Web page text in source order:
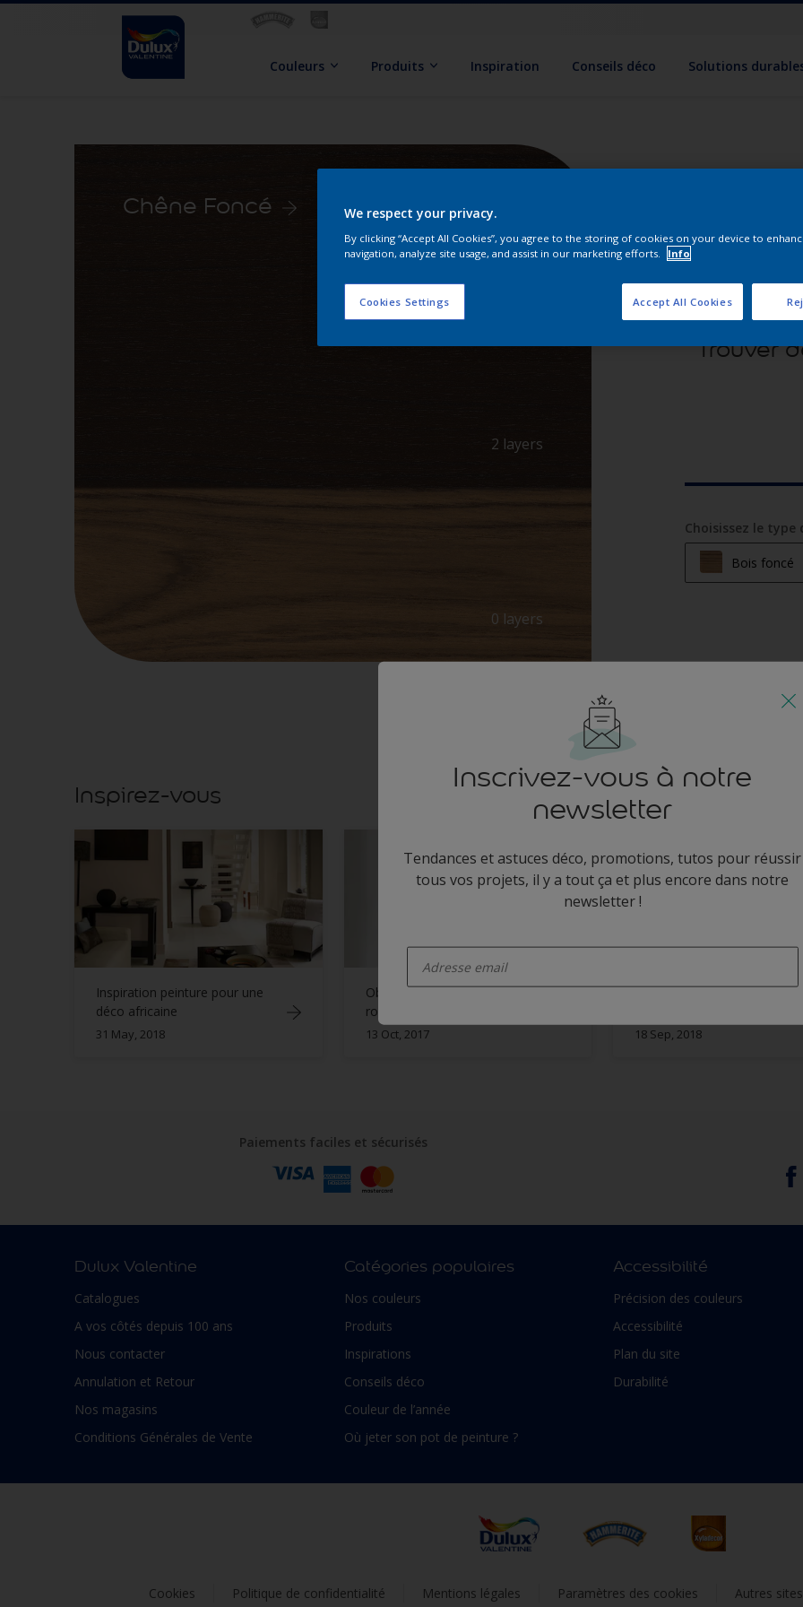
Couleurs Produits Inspiration Conseils déco Solutions
Chêne Foncé
2 layers
0 layers
Trouver
Choisissez le type
Bois foncé
Inspirez-vous
Inspiration peinture pour une
déco africaine
31 May, 2018
Obtenir ce style : une chambre
romantique et moderne
13 Oct, 2017
Peinture salle de bain, couleur
18 Sep, 2018
Inscrivez-vous à notre
newsletter
Tendances et astuces déco, promotions, tutos pour réussir
tous vos projets, il y a tout ça et plus encore dans notre
newsletter !
Paiements faciles et sécurisés
Dulux Valentine
Catalogues
A vos côtés depuis 100 ans
Nous contacter
Annulation et Retour
Nos magasins
Conditions Générales de Vente
Catégories populaires
Nos couleurs
Produits
Inspirations
Conseils déco
Couleur de l’année
Où jeter son pot de peinture ?
Accessibilité
Précision des couleurs
Accessibilité
Plan du site
Durabilité
Cookies Politique de confidentialité Mentions légales Paramètres des cookies Autres
We respect your privacy.
By clicking “Accept All Cookies”, you agree to the storing of cookies on your device to
navigation, analyze site usage, and assist in our marketing efforts.
Info
Cookies Settings Accept All Cookies